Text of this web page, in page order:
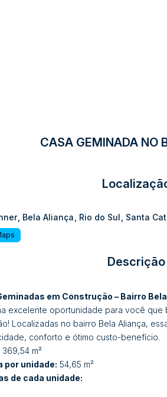
CASA GEMINADA NO
Bela Aliança Rio do Sul Santa
em Construção – Bairro
excelente oportunidade para você
Localizadas no bairro Bela Aliança,
conforto e ótimo custo-benefício.
369,54 m²
por unidade: 54,65 m²
de cada unidade: